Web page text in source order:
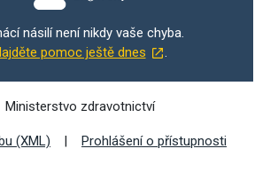
násilí není nikdy vaše chyba.
pomoc ještě dnes
Ministerstvo zdravotnictví
(XML) Prohlášení o přístupnosti